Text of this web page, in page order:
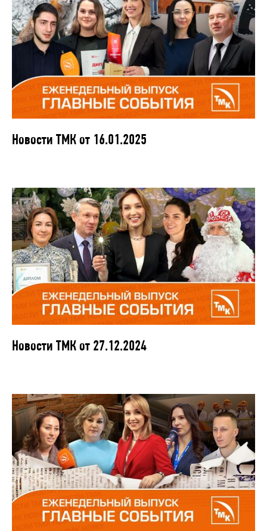
Новости ТМК от 16.01.2025
Новости ТМК от 27.12.2024